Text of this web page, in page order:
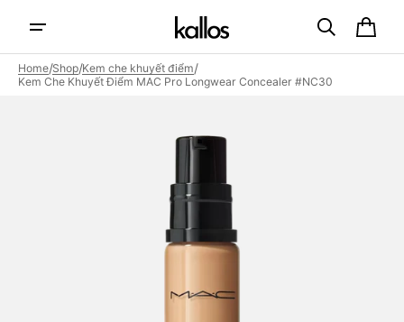
content
Cart
Open
Home/Shop/Kem che khuyết điểm/
Kem Che Khuyết Điểm MAC Pro Longwear Concealer #NC30